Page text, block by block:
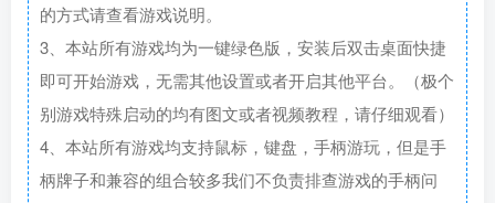
的方式请查看游戏说明。
3、本站所有游戏均为一键绿色版，安装后双击桌面快捷
即可开始游戏，无需其他设置或者开启其他平台。（极个
别游戏特殊启动的均有图文或者视频教程，请仔细观看）
4、本站所有游戏均支持鼠标，键盘，手柄游玩，但是手
柄牌子和兼容的组合较多我们不负责排查游戏的手柄问